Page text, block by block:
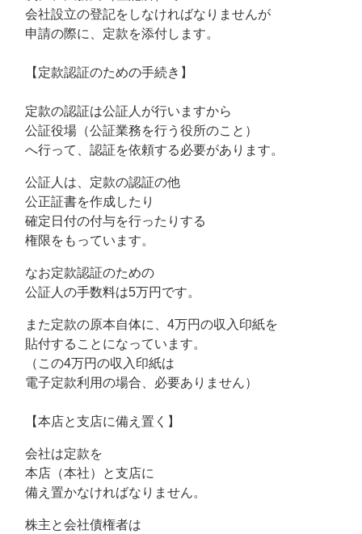
会社設立の登記をしなければなりませんが
申請の際に、定款を添付します。
【定款認証のための手続き】
定款の認証は公証人が行いますから
公証役場（公証業務を行う役所のこと）
へ行って、認証を依頼する必要があります。
公証人は、定款の認証の他
公正証書を作成したり
確定日付の付与を行ったりする
権限をもっています。
なお定款認証のための
公証人の手数料は5万円です。
また定款の原本自体に、4万円の収入印紙を
貼付することになっています。
（この4万円の収入印紙は
電子定款利用の場合、必要ありません）
【本店と支店に備え置く】
会社は定款を
本店（本社）と支店に
備え置かなければなりません。
株主と会社債権者は